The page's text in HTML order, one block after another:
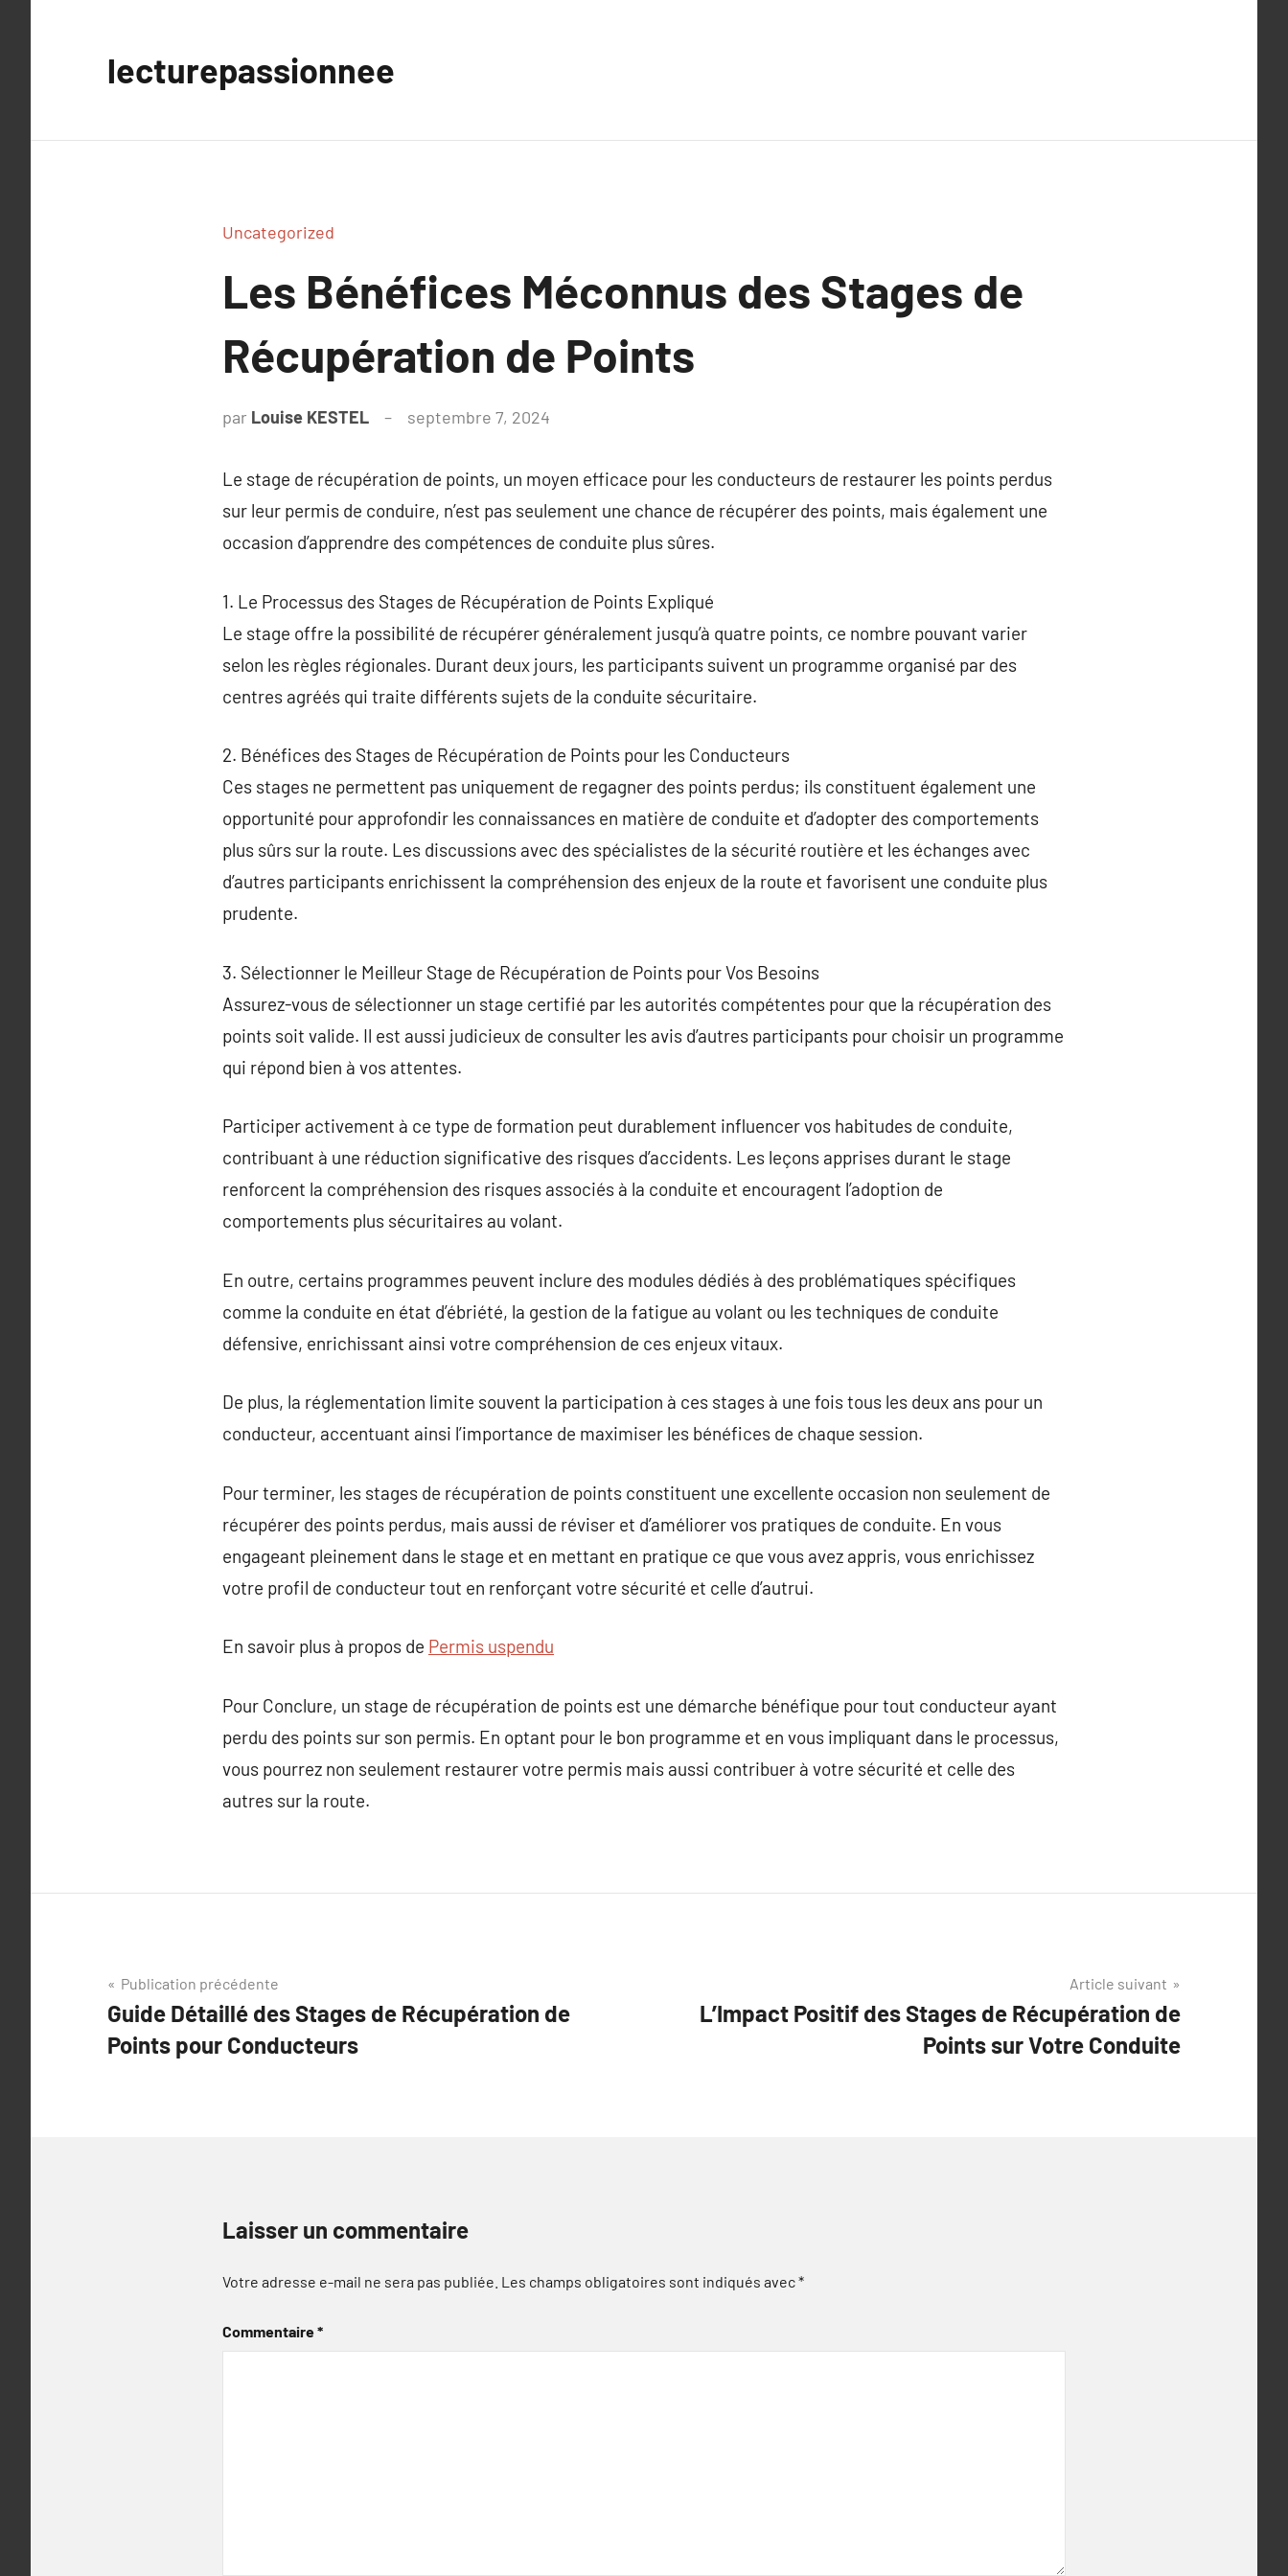
lecturepassionnee
Uncategorized
Les Bénéfices Méconnus des Stages de
Récupération de Points
par Louise KESTEL septembre 7, 2024
Le stage de récupération de points, un moyen efficace pour les conducteurs de restaurer les points perdus
sur leur permis de conduire, n’est pas seulement une chance de récupérer des points, mais également une
occasion d’apprendre des compétences de conduite plus sûres.
1. Le Processus des Stages de Récupération de Points Expliqué
Le stage offre la possibilité de récupérer généralement jusqu’à quatre points, ce nombre pouvant varier
selon les règles régionales. Durant deux jours, les participants suivent un programme organisé par des
centres agréés qui traite différents sujets de la conduite sécuritaire.
2. Bénéfices des Stages de Récupération de Points pour les Conducteurs
Ces stages ne permettent pas uniquement de regagner des points perdus; ils constituent également une
opportunité pour approfondir les connaissances en matière de conduite et d’adopter des comportements
plus sûrs sur la route. Les discussions avec des spécialistes de la sécurité routière et les échanges avec
d’autres participants enrichissent la compréhension des enjeux de la route et favorisent une conduite plus
prudente.
3. Sélectionner le Meilleur Stage de Récupération de Points pour Vos Besoins
Assurez-vous de sélectionner un stage certifié par les autorités compétentes pour que la récupération des
points soit valide. Il est aussi judicieux de consulter les avis d’autres participants pour choisir un programme
qui répond bien à vos attentes.
Participer activement à ce type de formation peut durablement influencer vos habitudes de conduite,
contribuant à une réduction significative des risques d’accidents. Les leçons apprises durant le stage
renforcent la compréhension des risques associés à la conduite et encouragent l’adoption de
comportements plus sécuritaires au volant.
En outre, certains programmes peuvent inclure des modules dédiés à des problématiques spécifiques
comme la conduite en état d’ébriété, la gestion de la fatigue au volant ou les techniques de conduite
défensive, enrichissant ainsi votre compréhension de ces enjeux vitaux.
De plus, la réglementation limite souvent la participation à ces stages à une fois tous les deux ans pour un
conducteur, accentuant ainsi l’importance de maximiser les bénéfices de chaque session.
Pour terminer, les stages de récupération de points constituent une excellente occasion non seulement de
récupérer des points perdus, mais aussi de réviser et d’améliorer vos pratiques de conduite. En vous
engageant pleinement dans le stage et en mettant en pratique ce que vous avez appris, vous enrichissez
votre profil de conducteur tout en renforçant votre sécurité et celle d’autrui.
En savoir plus à propos de Permis uspendu
Pour Conclure, un stage de récupération de points est une démarche bénéfique pour tout conducteur ayant
perdu des points sur son permis. En optant pour le bon programme et en vous impliquant dans le processus,
vous pourrez non seulement restaurer votre permis mais aussi contribuer à votre sécurité et celle des
autres sur la route.
Navigation
de
l’article
Publication précédente
Guide Détaillé des Stages de Récupération de
Points pour Conducteurs
Article suivant
L’Impact Positif des Stages de Récupération de
Points sur Votre Conduite
Laisser un commentaire
Votre adresse e-mail ne sera pas publiée. Les champs obligatoires sont indiqués avec*
Commentaire*